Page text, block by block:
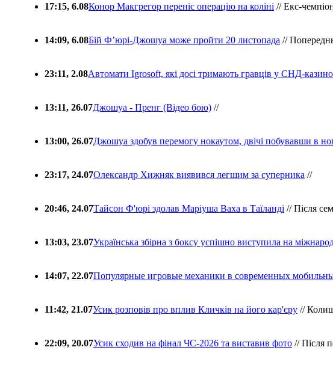
17:15, 6.08Конор Макгрегор переніс операцію на коліні // Екс-
14:09, 6.08Бій Ф’юрі-Джошуа може пройти 20 листопада //
23:11, 2.08Автомати Igrosoft, які досі тримають гравців у СНД-казино
13:11, 26.07Джошуа - Пренг (Відео бою) //
13:00, 26.07Джошуа здобув перемогу нокаутом, двічі побувавши в
23:17, 24.07Олександр Хижняк виявився легшим за суперника //
20:46, 24.07Тайсон Ф'юрі здолав Маріуша Ваха в Таїланді // Після
13:03, 23.07Українська збірна з боксу успішно виступила на
14:07, 22.07Популярные игровые механики в современных
11:42, 21.07Усик розповів про вплив Кличків на його кар'єру //
22:09, 20.07Усик сходив на фінал ЧС-2026 та виставив фото // Після